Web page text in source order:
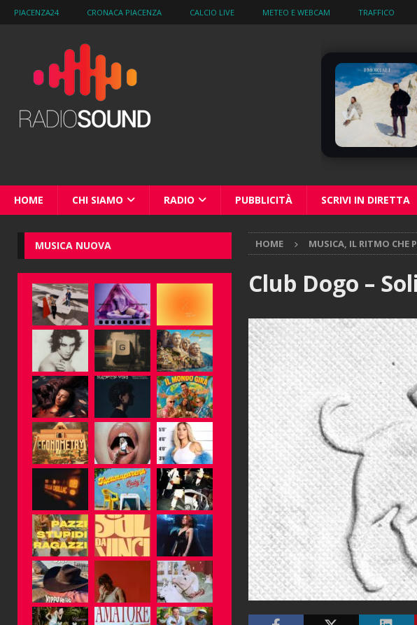
PIACENZA24 CRONACA PIACENZA CALCIO LIVE METEO E WEBCAM TRAFFICO
HOME CHI SIAMO RADIO PUBBLICITÀ SCRIVI IN DIRETTA
HOME MUSICA, IL RITMO CHE
Club Dogo –
MUSICA NUOVA